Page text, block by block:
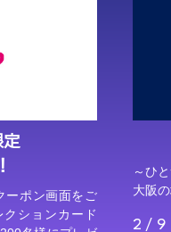
定
ーポン画面をご
ションカード
～ひ
大阪
2 / 9